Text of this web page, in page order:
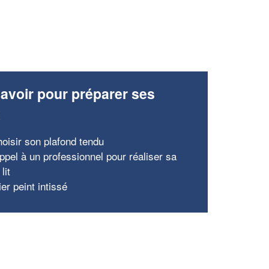
pour préparer ses
son plafond tendu
à un professionnel pour réaliser sa
lit
peint intissé